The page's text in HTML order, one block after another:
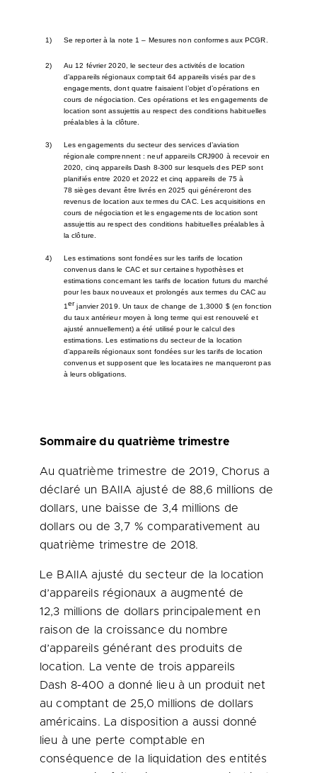
1) Se reporter à la note 1 – Mesures non conformes aux PCGR.
2)
Au 12 février 2020, le secteur des activités de location
d’appareils régionaux comptait 64 appareils visés par des
engagements, dont quatre faisaient l’objet d’opérations en
cours de négociation. Ces opérations et les engagements de
location sont assujettis au respect des conditions habituelles
préalables à la clôture.
3)
Les engagements du secteur des services d’aviation
régionale comprennent : neuf appareils CRJ900 à recevoir en
2020, cinq appareils Dash 8-300 sur lesquels des PEP sont
planifiés entre 2020 et 2022 et cinq appareils de 75 à
78 sièges devant être livrés en 2025 qui généreront des
revenus de location aux termes du CAC. Les acquisitions en
cours de négociation et les engagements de location sont
assujettis au respect des conditions habituelles préalables à
la clôture.
4)
Les estimations sont fondées sur les tarifs de location
convenus dans le CAC et sur certaines hypothèses et
estimations concernant les tarifs de location futurs du marché
pour les baux nouveaux et prolongés aux termes du CAC au
1er janvier 2019. Un taux de change de 1,3000 $ (en fonction
du taux antérieur moyen à long terme qui est renouvelé et
ajusté annuellement) a été utilisé pour le calcul des
estimations. Les estimations du secteur de la location
d’appareils régionaux sont fondées sur les tarifs de location
convenus et supposent que les locataires ne manqueront pas
à leurs obligations.
Sommaire du quatrième trimestre
Au quatrième trimestre de 2019, Chorus a
déclaré un BAIIA ajusté de 88,6 millions de
dollars, une baisse de 3,4 millions de
dollars ou de 3,7 % comparativement au
quatrième trimestre de 2018.
Le BAIIA ajusté du secteur de la location
d’appareils régionaux a augmenté de
12,3 millions de dollars principalement en
raison de la croissance du nombre
d’appareils générant des produits de
location. La vente de trois appareils
Dash 8-400 a donné lieu à un produit net
au comptant de 25,0 millions de dollars
américains. La disposition a aussi donné
lieu à une perte comptable en
conséquence de la liquidation des entités